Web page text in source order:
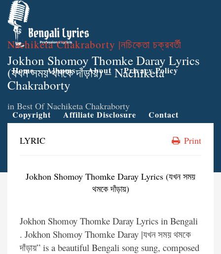
Home Albums About Privacy Policy
Copyright Affiliate Disclosure Contact
Nachiketa Chakraborty |নচিকেতা চক্রবর্তী
Jokhon Shomoy Thomke Daray Lyrics
(যখন সময় থমকে দাঁড়ায়) – Nachiketa
Chakraborty
in Best Of Nachiketa Chakraborty
LYRIC Print
Jokhon Shomoy Thomke Daray Lyrics (যখন সময়
থমকে দাঁড়ায়)
Jokhon Shomoy Thomke Daray Lyrics in Bengali
. Jokhon Shomoy Thomke Daray |যখন সময় থমকে
দাঁড়ায়” is a beautiful Bengali song sung, composed